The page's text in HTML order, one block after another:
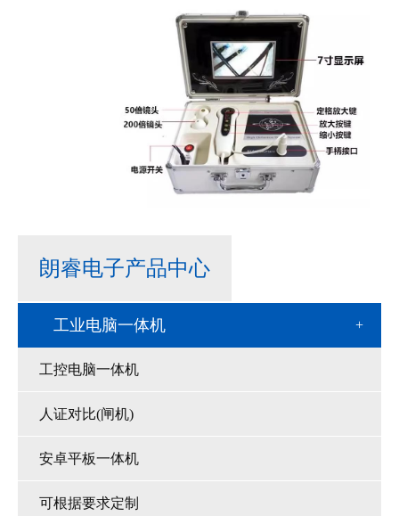
朗睿电子产品中心
工业电脑一体机
工控电脑一体机
人证对比(闸机)
安卓平板一体机
可根据要求定制